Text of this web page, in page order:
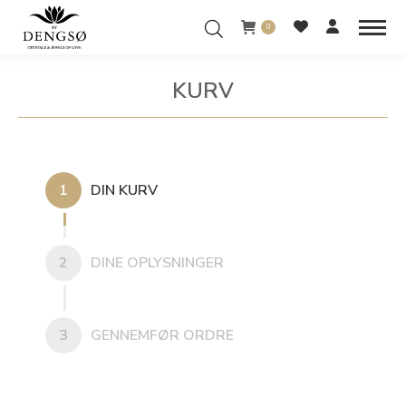
0
KURV
You are here:
DIN KURV
1
DINE OPLYSNINGER
2
GENNEMFØR ORDRE
3